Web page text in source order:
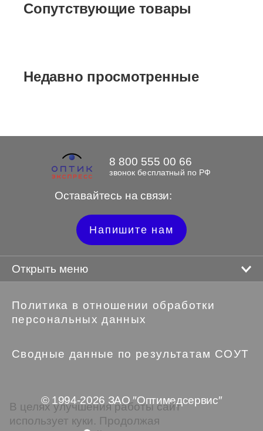
Сопутствующие товары
Недавно просмотренные
Оставайтесь на связи:
8 800 555 00 66
звонок бесплатный по РФ
Напишите нам
Открыть меню
Политика в отношении обработки
персональных данных
Сводные данные по результатам СОУТ
© 1994-2026 ЗАО ″Оптимедсервис″
В целях улучшения работы сайт
использует куки. Продолжая